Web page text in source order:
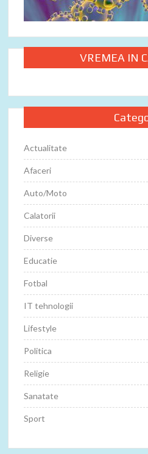
VREMEA IN
Actualitate
Afaceri
Auto/Moto
Calatorii
Diverse
Educatie
Fotbal
IT tehnologii
Lifestyle
Politica
Religie
Sanatate
Sport